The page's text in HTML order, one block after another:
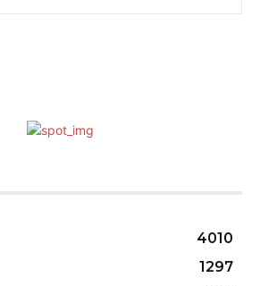
4010
1297